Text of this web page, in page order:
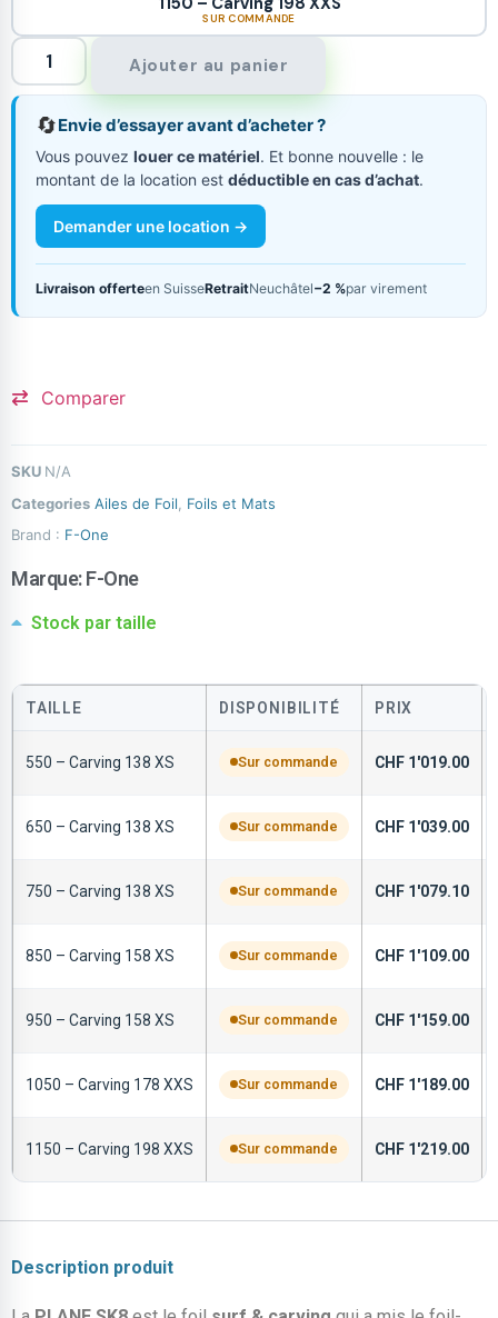
SUR COMMANDE
Ajouter au panier
🔄Envie d’essayer avant d’acheter ?
Vous pouvez louer ce matériel. Et bonne nouvelle : le
montant de la location est déductible en cas d’achat.
Demander une location →
Livraison offerteen SuisseRetraitNeuchâtel−2 %par virement
Comparer
SKU N/A
Categories Ailes de Foil
Foils et Mats
Brand : F-One
Marque:F-One
Stock par taille
TAILLE DISPONIBILITÉ PRIX
550 – Carving 138 XS Sur commande CHF 1'019.00
650 – Carving 138 XS Sur commande CHF 1'039.00
750 – Carving 138 XS Sur commande CHF 1'079.10
850 – Carving 158 XS Sur commande CHF 1'109.00
950 – Carving 158 XS Sur commande CHF 1'159.00
1050 – Carving 178 XXS Sur commande CHF 1'189.00
1150 – Carving 198 XXS Sur commande CHF 1'219.00
Description produit